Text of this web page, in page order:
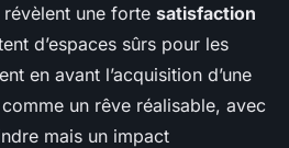
une forte satisfaction
d’espaces sûrs pour les
en avant l’acquisition d’une
un rêve réalisable, avec
mais un impact